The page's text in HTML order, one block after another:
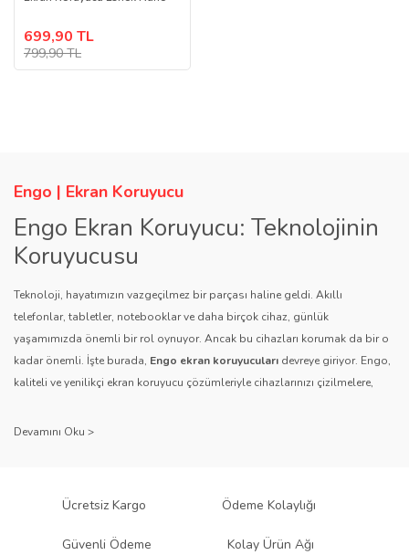
699,90 TL
799,90 TL
Engo | Ekran Koruyucu
Engo Ekran Koruyucu: Teknolojinin
Koruyucusu
Teknoloji, hayatımızın vazgeçilmez bir parçası haline geldi. Akıllı
telefonlar, tabletler, notebooklar ve daha birçok cihaz, günlük
yaşamımızda önemli bir rol oynuyor. Ancak bu cihazları korumak da bir o
kadar önemli. İşte burada, Engo ekran koruyucuları devreye giriyor. Engo,
kaliteli ve yenilikçi ekran koruyucu çözümleriyle cihazlarınızı çizilmelere,
sağlıyor.
Engo ekran koruyucuları
, uzun yıllara dayanan tecrübesi ve teknolojiye
ürününü titiz bir kalite kontrol sürecinden geçirir. Kullanıcı dostu tasarımı
Ücretsiz Kargo Ödeme Kolaylığı
Güvenli Ödeme Kolay Ürün Ağı